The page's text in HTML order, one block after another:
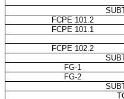
FCPE 101.2
FCPE 101.1
FCPE 102.2
FG-1
FG-2